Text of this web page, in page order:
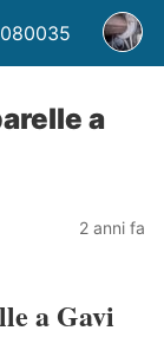
a
2 anni fa
a Gavi